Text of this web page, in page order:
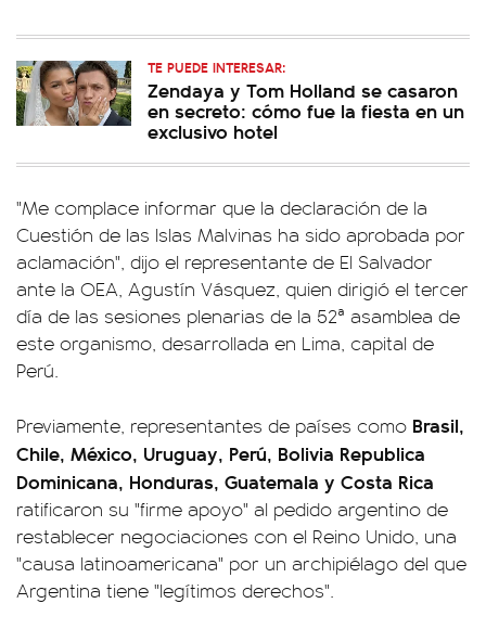
TE PUEDE INTERESAR:
Zendaya y Tom Holland se casaron
en secreto: cómo fue la fiesta en un
exclusivo hotel
"Me complace informar que la declaración de la
Cuestión de las Islas Malvinas ha sido aprobada por
aclamación", dijo el representante de El Salvador
ante la OEA, Agustín Vásquez, quien dirigió el tercer
día de las sesiones plenarias de la 52ª asamblea de
este organismo, desarrollada en Lima, capital de
Perú.
Previamente, representantes de países como Brasil,
Chile, México, Uruguay, Perú, Bolivia Republica
Dominicana, Honduras, Guatemala y Costa Rica
ratificaron su "firme apoyo" al pedido argentino de
restablecer negociaciones con el Reino Unido, una
"causa latinoamericana" por un archipiélago del que
Argentina tiene "legítimos derechos".